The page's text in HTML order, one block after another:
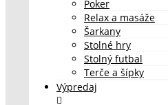
Poker
Relax a masáže
Šarkany
Stolné hry
Stolný futbal
Terče a šípky
Výpredaj